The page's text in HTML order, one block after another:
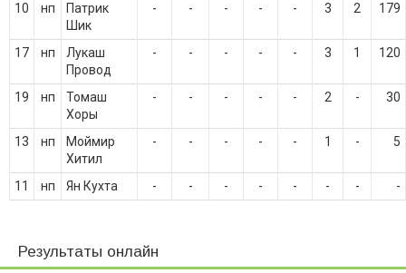
10 нп
Патрик
Шик
- - - - - 3 2 179
17 нп
Лукаш
Провод
- - - - - 3 1 120
19 нп
Томаш
Хоры
- - - - - 2 - 30
13 нп
Моймир
Хитил
- - - - - 1 - 5
11 нп Ян Кухта - - - - - - - -
Результаты онлайн